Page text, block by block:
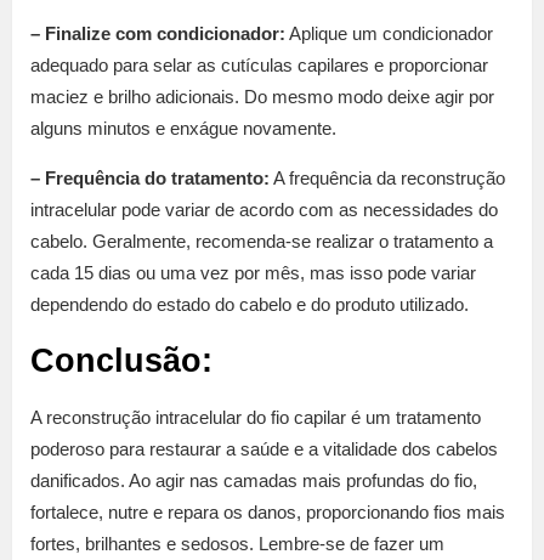
– Finalize com condicionador: Aplique um condicionador
adequado para selar as cutículas capilares e proporcionar
maciez e brilho adicionais. Do mesmo modo deixe agir por
alguns minutos e enxágue novamente.
– Frequência do tratamento: A frequência da reconstrução
intracelular pode variar de acordo com as necessidades do
cabelo. Geralmente, recomenda-se realizar o tratamento a
cada 15 dias ou uma vez por mês, mas isso pode variar
dependendo do estado do cabelo e do produto utilizado.
Conclusão:
A reconstrução intracelular do fio capilar é um tratamento
poderoso para restaurar a saúde e a vitalidade dos cabelos
danificados. Ao agir nas camadas mais profundas do fio,
fortalece, nutre e repara os danos, proporcionando fios mais
fortes, brilhantes e sedosos. Lembre-se de fazer um